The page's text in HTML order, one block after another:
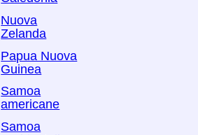
Nuova
Zelanda
Papua Nuova
Guinea
Samoa
americane
Samoa